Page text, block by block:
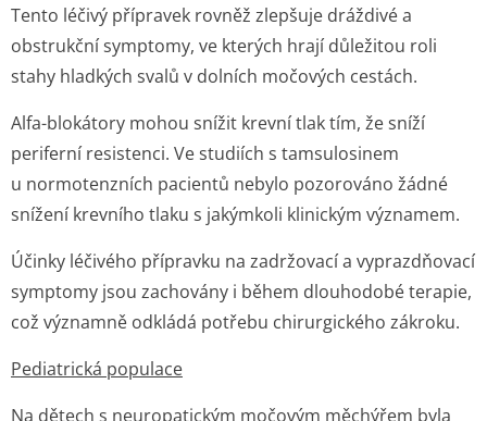
Tento léčivý přípravek rovněž zlepšuje dráždivé a
obstrukční symptomy, ve kterých hrají důležitou roli
stahy hladkých svalů v dolních močových cestách.
Alfa-blokátory mohou snížit krevní tlak tím, že sníží
periferní resistenci. Ve studiích s tamsulosinem
u normotenzních pacientů nebylo pozorováno žádné
snížení krevního tlaku s jakýmkoli klinickým významem.
Účinky léčivého přípravku na zadržovací a vyprazdňovací
symptomy jsou zachovány i během dlouhodobé terapie,
což významně odkládá potřebu chirurgického zákroku.
Pediatrická populace
Na dětech s neuropatickým močovým měchýřem byla